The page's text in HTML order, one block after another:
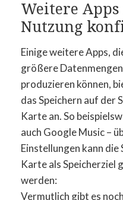
Weitere
Nutzung
Einige weitere Apps,
größere Datenmengen
produzieren können,
das Speichern auf der
Karte an. So
auch Google Music –
Einstellungen kann die
Karte als Speicherziel
werden:
Vermutlich gibt es